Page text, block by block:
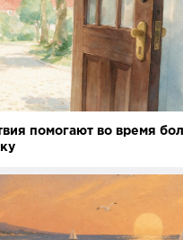
помогают во время